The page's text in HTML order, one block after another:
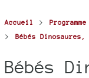
Accueil > Programme
> Bébés
Bébés